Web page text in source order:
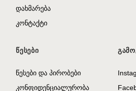
დახმარება
კონტაქტი
ᲬᲔᲡᲔᲑᲘ
წესები და პირობები
კონფიდენციალურობა